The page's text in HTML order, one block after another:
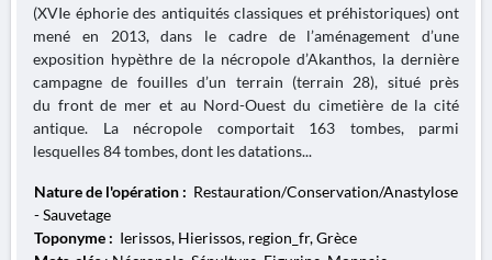
(XVIe éphorie des antiquités classiques et préhistoriques) ont
mené en 2013, dans le cadre de l’aménagement d’une
exposition hypèthre de la nécropole d’Akanthos, la dernière
campagne de fouilles d’un terrain (terrain 28), situé près
du front de mer et au Nord-Ouest du cimetière de la cité
antique. La nécropole comportait 163 tombes, parmi
lesquelles 84 tombes, dont les datations...
Nature de l'opération : Restauration/Conservation/Anastylose
- Sauvetage
Toponyme : Ierissos, Hierissos, region_fr, Grèce